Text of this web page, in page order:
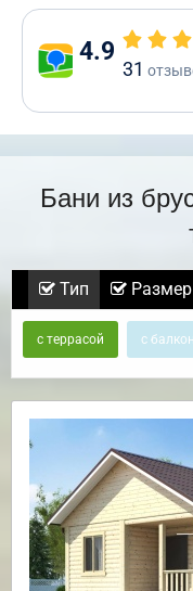
4.9
31
Бани из
Тип Размер
с террасой с